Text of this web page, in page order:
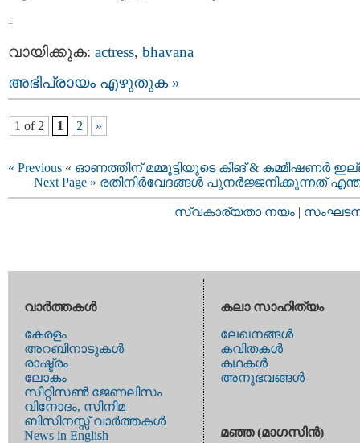
-
വായിക്കുക: actress, bhavana
അഭിപ്രായം എഴുതുക »
1 of 2 1 2 »
« Previous « ഓണത്തിന്‌ മമ്മുട്ടിയുടെ കിങ് & കമ്മീഷണര്‍
Next Page » രതിനിര്‍വേദങ്ങള്‍ പുനര്‍ജ്ജനിക്കുന്നത്
സ്വകാര്യതാ നയം |
വാര്‍ത്തകള്‍
കേരളം
അറബിനാടുകള്‍
രാഷ്ട്രം
ലോകം
സിറ്റിസണ്‍ ജേണലിസം
വിനോദം, സിനിമ
ബിസിനസ്സ് വാര്‍ത്തകള്‍
News in English
കലാ സാഹിത്യം
ലേഖനങ്ങള്‍
കവിതകള്‍
കഥകള്‍
അനുഭവങ്ങള്‍
മഞ്ഞ (മാഗസിന്‍)